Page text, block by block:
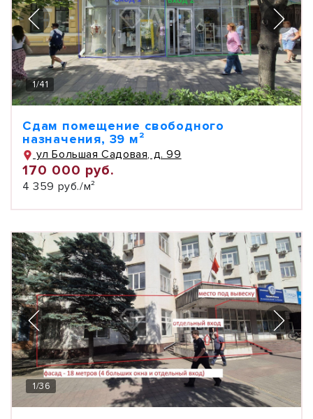
1/41
Сдам помещение свободного
назначения, 39 м²
ул Большая Садовая, д. 99
170 000 руб.
4 359 руб./м²
1/36